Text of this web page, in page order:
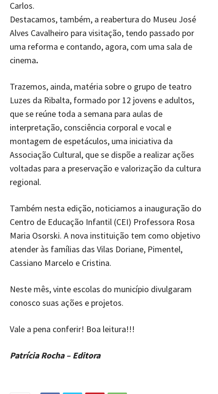
Carlos.
Destacamos, também, a reabertura do Museu José
Alves Cavalheiro para visitação, tendo passado por
uma reforma e contando, agora, com uma sala de
cinema.
Trazemos, ainda, matéria sobre o grupo de teatro
Luzes da Ribalta, formado por 12 jovens e adultos,
que se reúne toda a semana para aulas de
interpretação, consciência corporal e vocal e
montagem de espetáculos, uma iniciativa da
Associação Cultural, que se dispõe a realizar ações
voltadas para a preservação e valorização da cultura
regional.
Também nesta edição, noticiamos a inauguração do
Centro de Educação Infantil (CEI) Professora Rosa
Maria Osorski. A nova instituição tem como objetivo
atender às famílias das Vilas Doriane, Pimentel,
Cassiano Marcelo e Cristina.
Neste mês, vinte escolas do município divulgaram
conosco suas ações e projetos.
Vale a pena conferir! Boa leitura!!!
Patrícia Rocha – Editora